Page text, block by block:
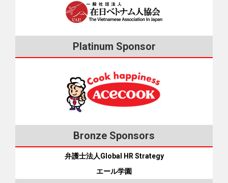
Platinum Sponsor
Bronze Sponsors
弁護士法人Global HR Strategy
エール学園